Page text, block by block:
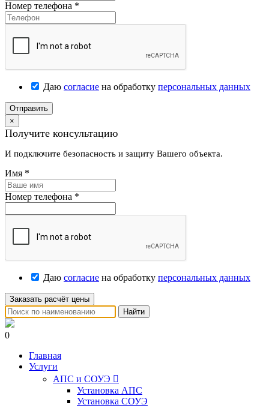
Номер телефона *
Даю согласие на обработку персональных данных
Отправить
×
Получите консультацию
И подключите безопасность и защиту Вашего объекта.
Имя *
Номер телефона *
Даю согласие на обработку персональных данных
Заказать расчёт цены
Найти
0
Главная
Услуги
АПС и СОУЭ 
Установка АПС
Установка СОУЭ